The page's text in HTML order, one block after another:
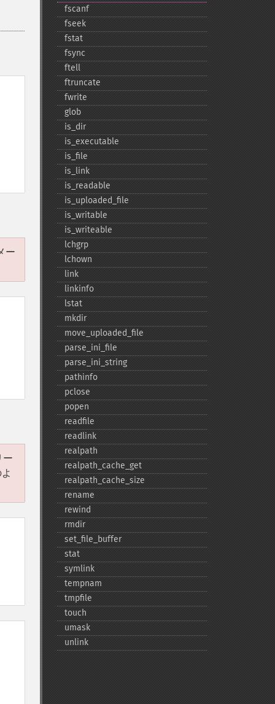
ー
ー
fscanf
fseek
fstat
fsync
ftell
ftruncate
fwrite
glob
is_​dir
is_​executable
is_​file
is_​link
is_​readable
is_​uploaded_​file
is_​writable
is_​writeable
lchgrp
lchown
link
linkinfo
lstat
mkdir
move_​uploaded_​file
parse_​ini_​file
parse_​ini_​string
pathinfo
pclose
popen
readfile
readlink
realpath
realpath_​cache_​get
realpath_​cache_​size
rename
rewind
rmdir
set_​file_​buffer
stat
symlink
tempnam
tmpfile
touch
umask
unlink